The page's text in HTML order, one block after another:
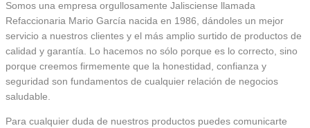
Somos una empresa orgullosamente Jalisciense llamada
Refaccionaria Mario García nacida en 1986, dándoles un mejor
servicio a nuestros clientes y el más amplio surtido de productos de
calidad y garantía. Lo hacemos no sólo porque es lo correcto, sino
porque creemos firmemente que la honestidad, confianza y
seguridad son fundamentos de cualquier relación de negocios
saludable.
Para cualquier duda de nuestros productos puedes comunicarte